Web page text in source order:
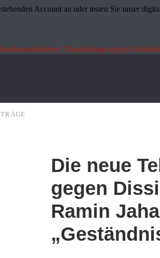
Account an oder testen Sie unser
RenteInitiative "Deutschland spricht"
Die neue
gegen
Ramin